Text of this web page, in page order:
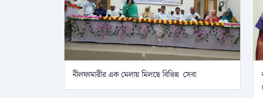
নীলফামারীর এক মেলায় মিলছে বিভিন্ন সেবা